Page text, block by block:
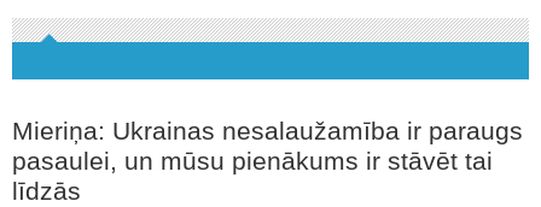
Mieriņa: Ukrainas nesalaužamība ir paraugs
pasaulei, un mūsu pienākums ir stāvēt tai
līdzās